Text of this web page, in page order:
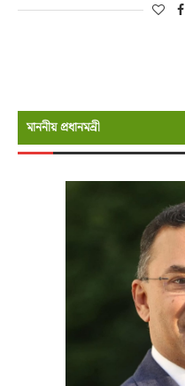
মাননীয় প্রধানমন্রী